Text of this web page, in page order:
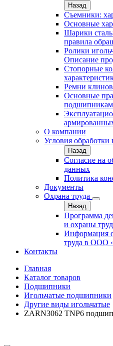
Назад
Съемники:
Основные
Шарики
правила
Ролики
Описание
Стопорные
Ремни
Основные
О компании
Условия
Назад
Согласие на
данных
Политика
Документы
Охрана труда
Назад
Программа
и охраны
Информация
труда в ООО
Контакты
Главная
Каталог товаров
Подшипники
Игольчатые подшипники
Другие виды игольчатые
ZARN3062 TNP6